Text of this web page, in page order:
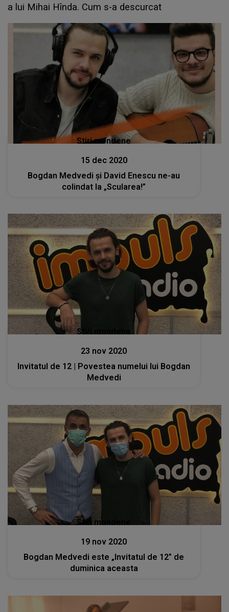
a lui Mihai Hînda. Cum s-a descurcat
Stiri mondene
15 dec 2020
Bogdan Medvedi și David Enescu ne-au
colindat la „Scularea!”
Stiri mondene
23 nov 2020
Invitatul de 12 | Povestea numelui lui Bogdan
Medvedi
Stiri mondene
19 nov 2020
Bogdan Medvedi este „Invitatul de 12” de
duminica aceasta